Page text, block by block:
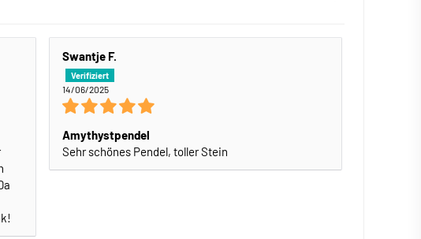
Swantje F.
14/06/2025
Amythystpendel
Sehr schönes Pendel, toller Stein